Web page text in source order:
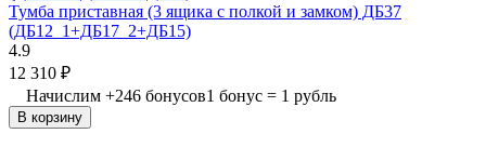
Тумба приставная (3 ящика с полкой и замком) ДБ37
(ДБ12_1+ДБ17_2+ДБ15)
4.9
12 310 ₽
Начислим +246 бонусов1 бонус = 1 рубль
В корзину